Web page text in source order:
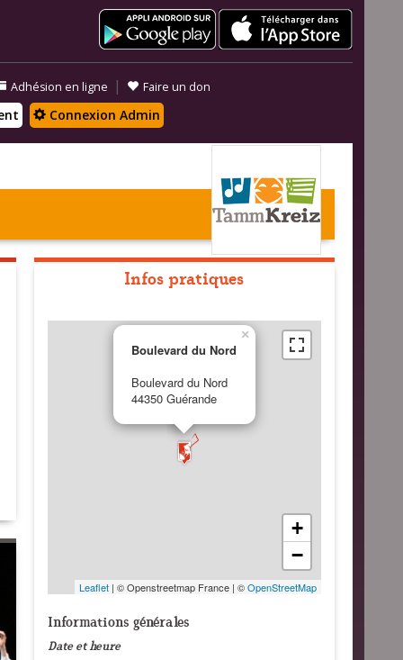
Adhésion en ligne | Faire un don
Connexion Admin
Infos pratiques
Boulevard du Nord
Boulevard du Nord
44350 Guérande
×
+
−
Leaflet| © Openstreetmap France | ©OpenStreetMap
Informations générales
Date et heure